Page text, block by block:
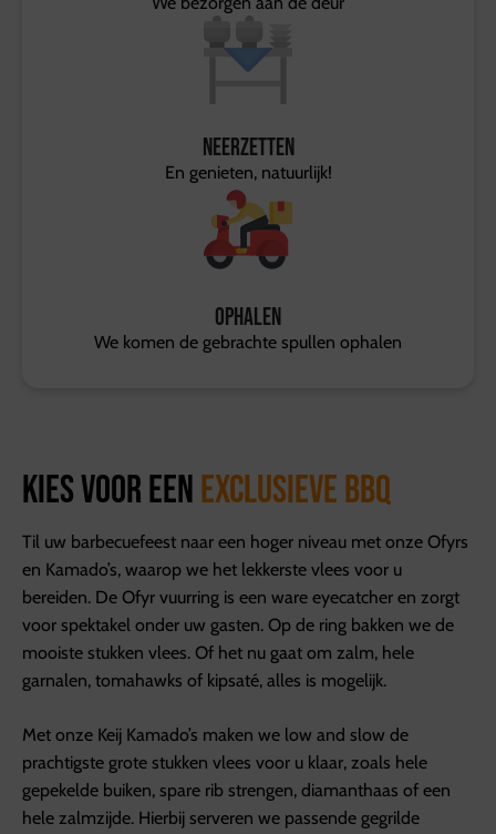
Neerzetten
En genieten, natuurlijk!
Ophalen
We komen de gebrachte spullen ophalen
Kies voor eenexclusieve BBQ
Til uw barbecuefeest naar een hoger niveau met onze Ofyrs
en Kamado’s, waarop we het lekkerste vlees voor u
bereiden. De Ofyr vuurring is een ware eyecatcher en zorgt
voor spektakel onder uw gasten. Op de ring bakken we de
mooiste stukken vlees. Of het nu gaat om zalm, hele
garnalen, tomahawks of kipsaté, alles is mogelijk.
Met onze Keij Kamado’s maken we low and slow de
prachtigste grote stukken vlees voor u klaar, zoals hele
gepekelde buiken, spare rib strengen, diamanthaas of een
hele zalmzijde. Hierbij serveren we passende gegrilde